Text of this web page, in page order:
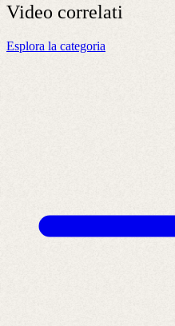
Video correlati
Esplora la categoria